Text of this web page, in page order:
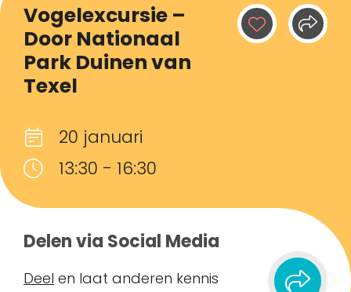
Vogelexcursie –
Door Nationaal
Park Duinen van
Texel
20 januari
13:30 - 16:30
Delen via Social Media
Deel en laat anderen kennis